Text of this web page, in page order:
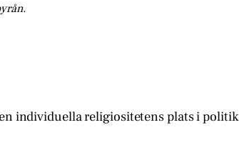
individuella religiositetens plats i